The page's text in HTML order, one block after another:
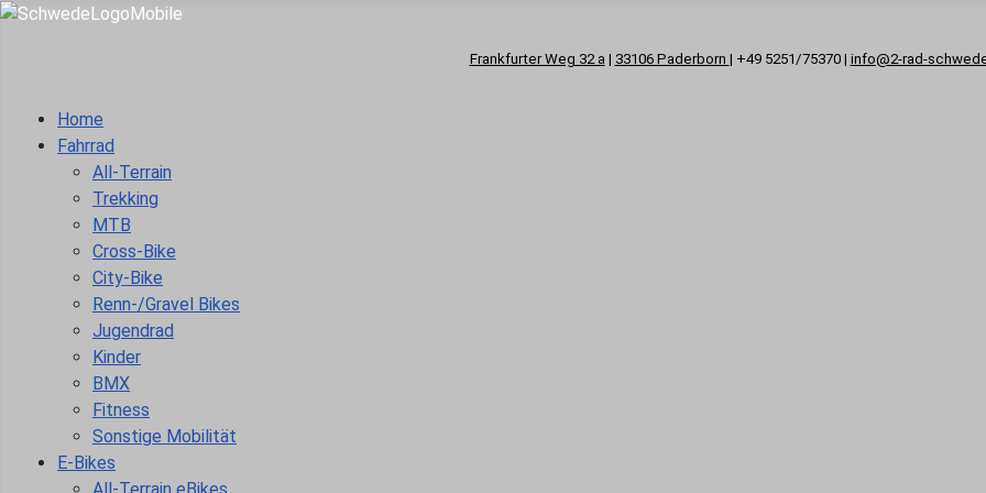
Frankfurter Weg 32 a | 33106 Paderborn | +49 5251/75370 | info@2-rad-
Home
Fahrrad
All-Terrain
Trekking
MTB
Cross-Bike
City-Bike
Renn-/Gravel Bikes
Jugendrad
Kinder
BMX
Fitness
Sonstige Mobilität
E-Bikes